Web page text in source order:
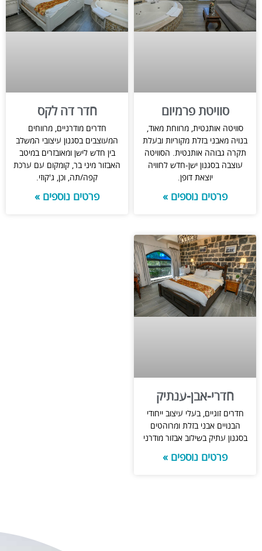
סוויטת פרמיום
סוויטה אותנטית, מרווחת מאוד,
בנויה מאבני בזלת מקוריות ובעלת
תקרה גבוהה אותנטית. הסוויטה
עוצבה בסגנון ישן-חדש לחוויה
יוצאת דופן.
פרטים נוספים »
חדר דה לקס
חדרים מודרניים, מרווחים
המעוצבים בסגנון עיצובי המשלב
בין חדש לישן ומאובזרים במיטב
האבזור מיני בר, קומקום עם ערכת
קפה/תה, וכן, ג'קוזי.
פרטים נוספים »
חדרי-אבן-ענתיק
חדרים זוגיים, בעלי עיצוב ייחודי
הבנויים אבני בזלת ומרוהטים
בסגנון עתיק בשילוב אבזור מודרני
פרטים נוספים »